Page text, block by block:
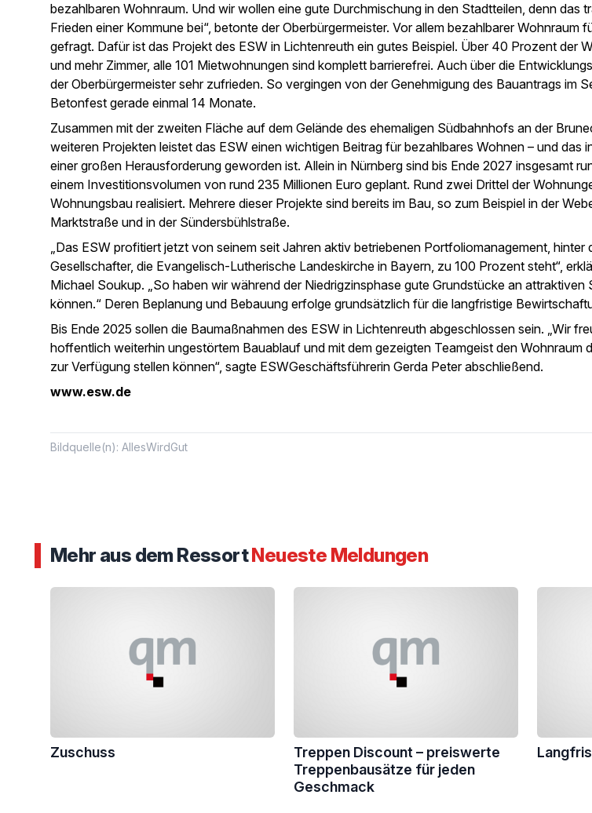
bezahlbaren Wohnraum. Und wir wollen eine gute Durchmischung in den Stadtteilen, denn das
Frieden einer Kommune bei“, betonte der Oberbürgermeister. Vor allem bezahlbarer Wohnraum
gefragt. Dafür ist das Projekt des ESW in Lichtenreuth ein gutes Beispiel. Über 40 Prozent der
und mehr Zimmer, alle 101 Mietwohnungen sind komplett barrierefrei. Auch über die
der Oberbürgermeister sehr zufrieden. So vergingen von der Genehmigung des Bauantrags im
Betonfest gerade einmal 14 Monate.
Zusammen mit der zweiten Fläche auf dem Gelände des ehemaligen Südbahnhofs an der
weiteren Projekten leistet das ESW einen wichtigen Beitrag für bezahlbares Wohnen – und das
einer großen Herausforderung geworden ist. Allein in Nürnberg sind bis Ende 2027 insgesamt
einem Investitionsvolumen von rund 235 Millionen Euro geplant. Rund zwei Drittel der
Wohnungsbau realisiert. Mehrere dieser Projekte sind bereits im Bau, so zum Beispiel in der
Marktstraße und in der Sündersbühlstraße.
„Das ESW profitiert jetzt von seinem seit Jahren aktiv betriebenen Portfoliomanagement, hinter
Gesellschafter, die Evangelisch-Lutherische Landeskirche in Bayern, zu 100 Prozent steht“,
Michael Soukup. „So haben wir während der Niedrigzinsphase gute Grundstücke an attraktiven
können.“ Deren Beplanung und Bebauung erfolge grundsätzlich für die langfristige
Bis Ende 2025 sollen die Baumaßnahmen des ESW in Lichtenreuth abgeschlossen sein. „Wir
hoffentlich weiterhin ungestörtem Bauablauf und mit dem gezeigten Teamgeist den Wohnraum
zur Verfügung stellen können“, sagte ESWGeschäftsführerin Gerda Peter abschließend.
www.esw.de
Bildquelle(n): AllesWirdGut
Mehr aus dem RessortNeueste Meldungen
Zuschuss
Treppen Discount – preiswerte
Treppenbausätze für jeden
Geschmack